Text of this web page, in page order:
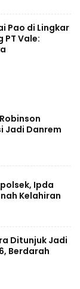
Pao di Lingkar
PT Vale:
Jadi Danrem
Ipda
Kelahiran
Ditunjuk Jadi
Berdarah